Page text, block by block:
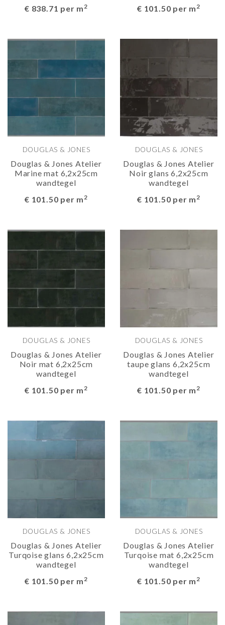
€ 838.71 per m2 € 101.50 per m2
DOUGLAS & JONES
Douglas & Jones Atelier
Marine mat 6,2x25cm
wandtegel
€ 101.50 per m2
DOUGLAS & JONES
Douglas & Jones Atelier
Noir glans 6,2x25cm
wandtegel
€ 101.50 per m2
DOUGLAS & JONES
Douglas & Jones Atelier
Noir mat 6,2x25cm
wandtegel
€ 101.50 per m2
DOUGLAS & JONES
Douglas & Jones Atelier
taupe glans 6,2x25cm
wandtegel
€ 101.50 per m2
DOUGLAS & JONES
Douglas & Jones Atelier
Turqoise glans 6,2x25cm
wandtegel
€ 101.50 per m2
DOUGLAS & JONES
Douglas & Jones Atelier
Turqoise mat 6,2x25cm
wandtegel
€ 101.50 per m2